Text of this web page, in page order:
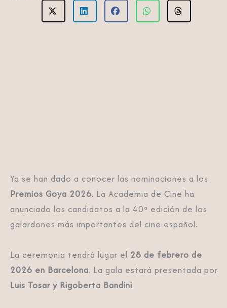
Ya se han dado a conocer las nominaciones a los
Premios Goya 2026. La Academia de Cine ha
anunciado los candidatos a la 40ª edición de los
galardones más importantes del cine español.
La ceremonia tendrá lugar el 28 de febrero de
2026 en Barcelona. La gala estará presentada por
Luis Tosar y Rigoberta Bandini.